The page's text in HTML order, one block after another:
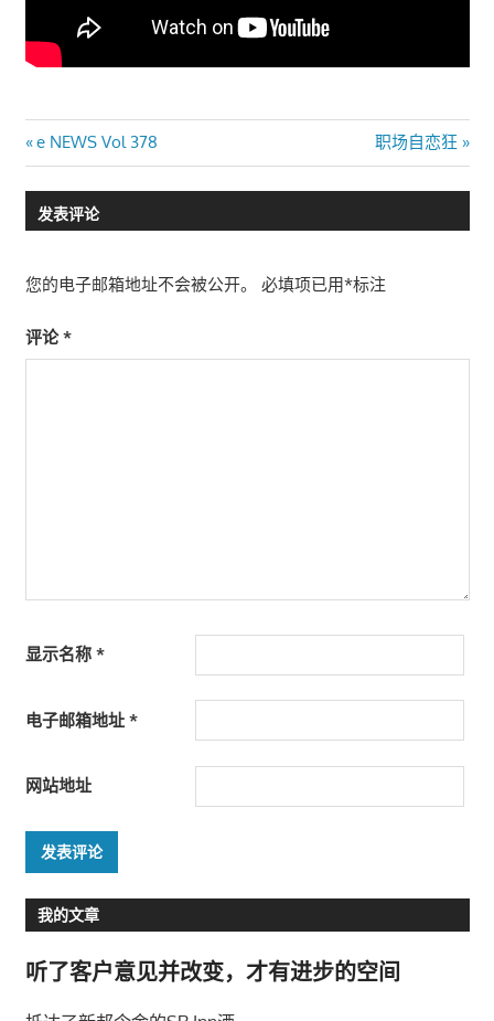
文
章
导
航
Previous
Post:
e NEWS Vol 378
Next
Post:
职场自恋狂
发表评论
您的电子邮箱地址不会被公开。 必填项已用*标注
评论*
显示名称 *
电子邮箱地址 *
网站地址
我的文章
听了客户意见并改变，才有进步的空间